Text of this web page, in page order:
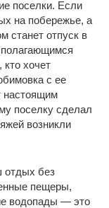
поселки. Если
на побережье, а
станет отпуск в
хочет
с ее
настоящим
поселку сделал
возникли
отдых без
пещеры,
водопады — это